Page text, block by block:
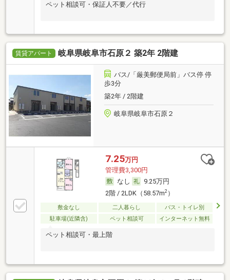
ペット相談可・保証人不要／代行
賃貸アパート 岐阜県岐阜市石原２ 築2年 2階建
バス/「厳美郵便局前」バス停 停
歩3分
築2年 / 2階建
岐阜県岐阜市石原２
7.25万円
管理費3,300円
なし
9.25万円
2階 / 2LDK（58.57m2）
敷金なし 二人暮らし
バス・トイレ別
駐車場(近隣含)
ペット相談可 インターネット無料
ペット相談可・最上階